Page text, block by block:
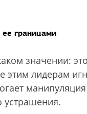
границами
значении: это
этим лидерам
манипуляция